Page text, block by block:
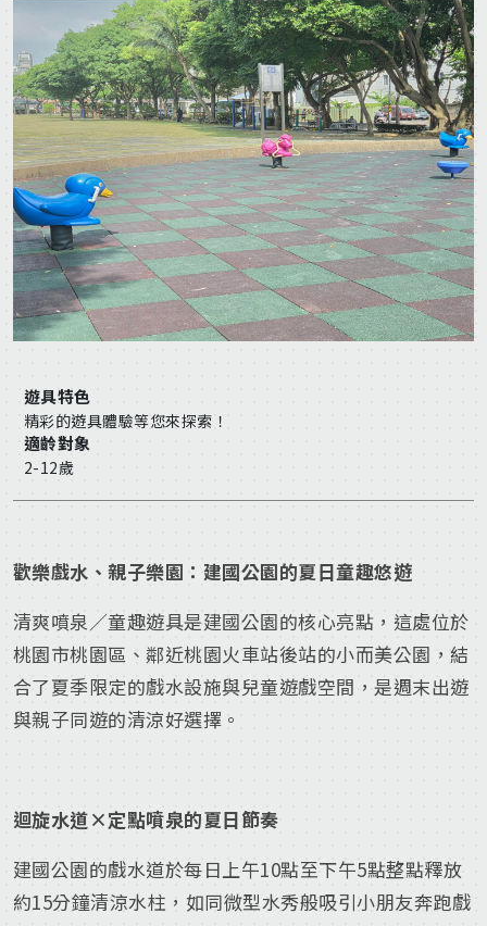
遊具特色
精彩的遊具體驗等您來探索！
適齡對象
2-12歲
歡樂戲水、親子樂園：建國公園的夏日童趣悠遊
清爽噴泉／童趣遊具是建國公園的核心亮點，這處位於
桃園市桃園區、鄰近桃園火車站後站的小而美公園，結
合了夏季限定的戲水設施與兒童遊戲空間，是週末出遊
與親子同遊的清涼好選擇。
迴旋水道×定點噴泉的夏日節奏
建國公園的戲水道於每日上午10點至下午5點整點釋放
約15分鐘清涼水柱，如同微型水秀般吸引小朋友奔跑戲